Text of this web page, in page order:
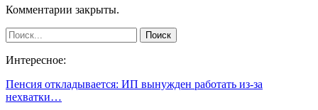
Комментарии закрыты.
Интересное:
Пенсия откладывается: ИП вынужден работать из-за
нехватки…